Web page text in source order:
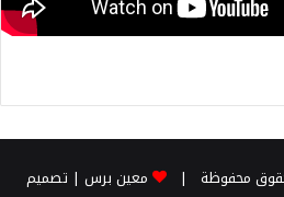
معين برس | تصميم